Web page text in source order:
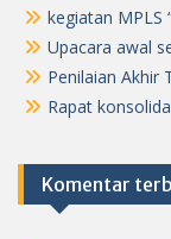
kegiatan MPLS
Upacara awal
Penilaian Akhir
Rapat
Komentar